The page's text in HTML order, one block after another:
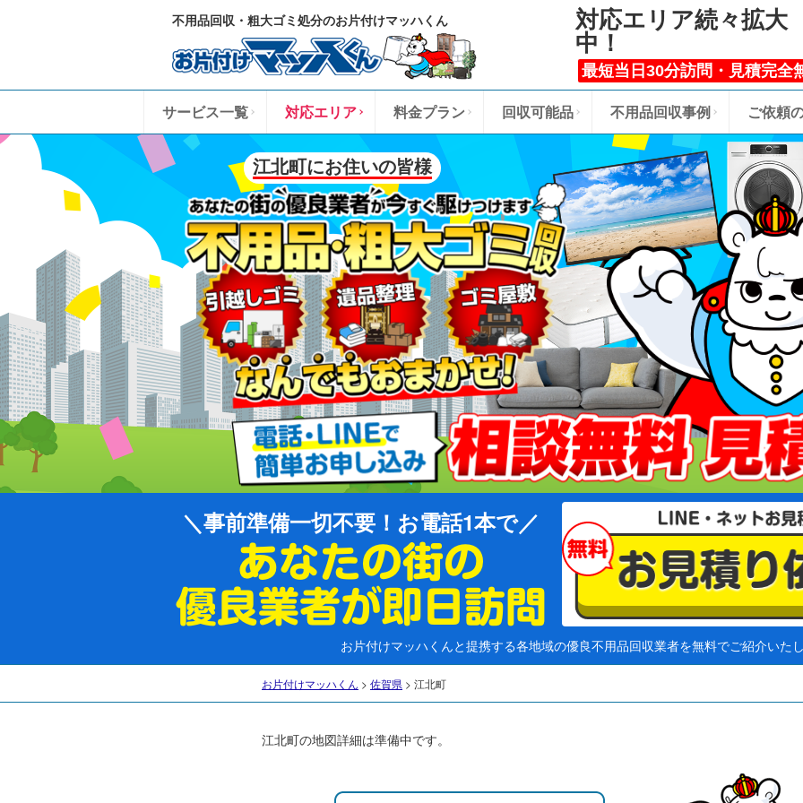
不用品回収・粗大ゴミ処分のお片付けマッハくん 対応エリア続々拡大
中！
最短当日30分訪問・見積完全
サービス一覧 対応エリア 料金プラン 回収可能品 不用品回収事例 ご依頼
江北町にお住いの皆様
事前準備一切不要！お電話1本で
お片付けマッハくんと提携する各地域の優良不用品回収業者を無料でご紹介いた
お片付けマッハくん > 佐賀県 > 江北町
江北町の地図詳細は準備中です。